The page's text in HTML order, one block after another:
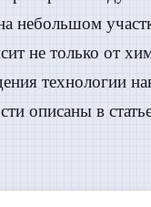
небольшом
не только от
технологии
описаны в